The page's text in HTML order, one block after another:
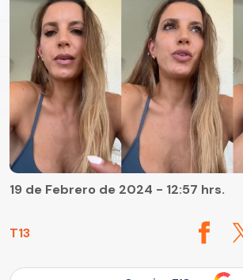
T13
19 de Febrero de 2024 - 12:57 hrs.